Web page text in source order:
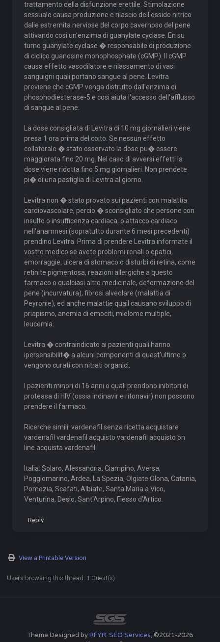
trattamento della disfunzione erettile. Stimolazione
sessuale causa produzione e rilascio dell'ossido nitrico
dalle estremita nerviose del corpo cavernoso del pene
attivando cosi un'enzima di guanylate cyclase. En su
turno guanylate cyclase � responsabile di produzione
di ciclico guanosine monophosphate (cGMP). Il cGMP
causa effetto vasodilatore e rilassamento di vasi
sanguigni quali portano sangue al pene. Levitra
previene che cGMP venga distrutto dall'enzima di
phosphodiesterase-5 e cosi aiuta l'accesso dell'afflusso
di sangue al pene.
La dose consigliata di Levitra di 10 mg giornalieri viene
presa 1 ora prima del coito. Se nessun effetto
collaterale � stato osservato la dose pu� essere
maggiorata fino 20 mg. Nel caso di avversi effetti la
dose viene ridotta fino 5 mg giornalieri. Non prendete
pi� di una pastiglia di Levitra al giorno.
Levitra non � stato provato sui pazienti con malattia
cardiovascolare, percio � sconsigliato che persone con
insulto o insufficenza cardiaca, o attacco cardiaco
nell'anamnesi (sopratutto durante 6 mesi precedenti)
prendino Levitra. Prima di prendere Levitra informate il
vostro medico se avete problemi renali o epatici,
emorraggie, ulcera di stomaco o disturbi di retina, come
retinite pigmentosa, reazioni allergiche a questo
farmaco o qualciasi altro medicinale, deformazione del
pene (incurvatura), fibrosi alveolare (malattia di
Peyronie), ed anche malattie quail causano sviluppo di
priapismo, anemia di emociti, mielome multiple,
leucemia.
Levitra � contraindicato ai pazienti quali hanno
ipersensibilit� a alcuni componenti di quest'ultimo o
vengono curati con nitrati organici.
I pazienti minori di 16 anni o quali prendono inibitori di
proteasa di HIV (ossia indinavir e ritonavir) non possono
prendere il farmaco.
Ricerche simili: vardenafil senza ricetta acquistare
vardenafil vardenafil acquisto vardenafil acquisto on
line acquista vardenafil
Italia: Solaro, Alessandria, Ciampino, Aversa,
Poggiomarino, Ardea, La Spezia, Olgiate Olona, Catania,
Pomezia, Scafati, Albiate, Santa Maria a Vico,
Venturina, Desio, Sant'Arpino, Fiesso d'Artico.
Reply
View a Printable Version
Users browsing this thread: 1 Guest(s)
Theme Designed byRFYR: SEO Services, ©2021-2026